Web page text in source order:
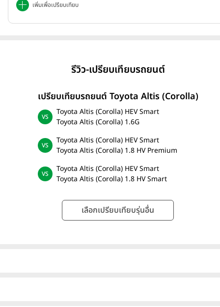
เพิ่มเพื่อเปรียบเทียบ
รีวิว-เปรียบเทียบรถยนต์
เปรียบเทียบรถยนต์ Toyota Altis (Corolla)
Toyota Altis (Corolla) HEV Smart
Toyota Altis (Corolla) 1.6G
Toyota Altis (Corolla) HEV Smart
Toyota Altis (Corolla) 1.8 HV Premium
Toyota Altis (Corolla) HEV Smart
Toyota Altis (Corolla) 1.8 HV Smart
เลือกเปรียบเทียบรุ่นอื่น